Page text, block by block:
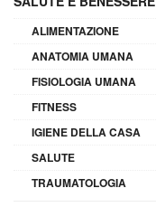
ALIMENTAZIONE
ANATOMIA UMANA
FISIOLOGIA UMANA
FITNESS
IGIENE DELLA CASA
SALUTE
TRAUMATOLOGIA